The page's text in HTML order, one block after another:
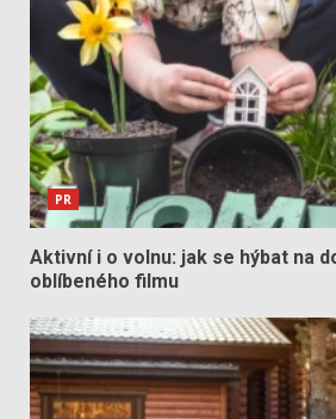
PR
Aktivní i o volnu: jak se hýbat na
oblíbeného filmu